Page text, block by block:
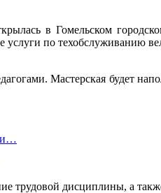
в Гомельском
услуги по
Мастерская будет
трудовой дисциплины, а